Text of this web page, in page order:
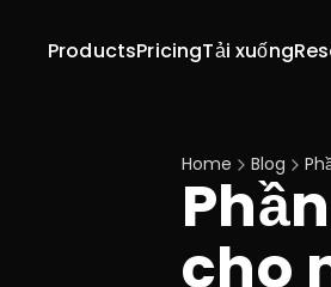
ProductsPricingTải xuống
Home Blog
cho